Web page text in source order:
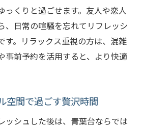
っくりと過ごせます。友人や恋人
、日常の喧騒を忘れてリフレッシ
す。リラックス重視の方は、混雑
事前予約を活用すると、より快適
空間で過ごす贅沢時間
ッシュした後は、青葉台ならでは